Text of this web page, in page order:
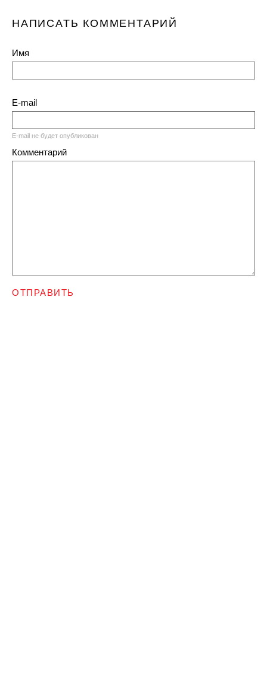
НАПИСАТЬ КОММЕНТАРИЙ
Имя
E-mail
E-mail не будет опубликован
Комментарий
ОТПРАВИТЬ